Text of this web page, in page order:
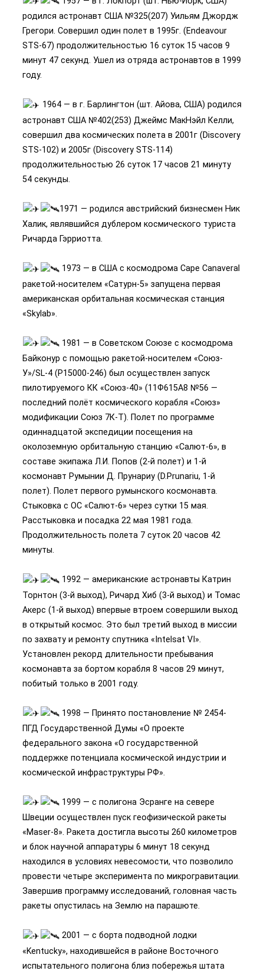
родился астронавт США №325(207) Уильям Джордж
Грегори. Совершил один полет в 1995г. (Endeavour
STS-67) продолжительностью 16 суток 15 часов 9
минут 47 секунд. Ушел из отряда астронавтов в 1999
году.
1964 — в г. Барлингтон (шт. Айова, США) родился
астронавт США №402(253) Джеймс МакНэйл Келли,
совершил два космических полета в 2001г (Discovery
STS-102) и 2005г (Discovery STS-114)
продолжительностью 26 суток 17 часов 21 минуту
54 секунды.
1971 — родился австрийский бизнесмен Ник
Халик, являвшийся дублером космического туриста
Ричарда Гэрриотта.
1973 — в США с космодрома Cape Canaveral
ракетой-носителем «Сатурн-5» запущена первая
американская орбитальная космическая станция
«Skylab».
1981 — в Советском Союзе с космодрома
Байконур с помощью ракетой-носителем «Союз-
У»/SL-4 (P15000-246) был осуществлен запуск
пилотируемого КК «Союз-40» (11Ф615А8 №56 —
последний полёт космического корабля «Союз»
модификации Союз 7К-Т). Полет по программе
одиннадцатой экспедиции посещения на
околоземную орбитальную станцию «Салют-6», в
составе экипажа Л.И. Попов (2-й полет) и 1-й
космонавт Румынии Д. Прунариу (D.Prunariu, 1-й
полет). Полет первого румынского космонавта.
Стыковка с ОС «Салют-6» через сутки 15 мая.
Расстыковка и посадка 22 мая 1981 года.
Продолжительность полета 7 суток 20 часов 42
минуты.
1992 — американские астронавты Катрин
Торнтон (3-й выход), Ричард Хиб (3-й выход) и Томас
Акерс (1-й выход) впервые втроем совершили выход
в открытый космос. Это был третий выход в миссии
по захвату и ремонту спутника «Intelsat VI».
Установлен рекорд длительности пребывания
космонавта за бортом корабля 8 часов 29 минут,
побитый только в 2001 году.
1998 — Принято постановление № 2454-
ПГД Государственной Думы «О проекте
федерального закона «О государственной
поддержке потенциала космической индустрии и
космической инфраструктуры РФ».
1999 — с полигона Эсранге на севере
Швеции осуществлен пуск геофизической ракеты
«Maser-8». Ракета достигла высоты 260 километров
и блок научной аппаратуры 6 минут 18 секунд
находился в условиях невесомости, что позволило
провести четыре эксперимента по микрогравитации.
Завершив программу исследований, головная часть
ракеты опустилась на Землю на парашюте.
2001 — с борта подводной лодки
«Kentucky», находившейся в районе Восточного
испытательного полигона близ побережья штата